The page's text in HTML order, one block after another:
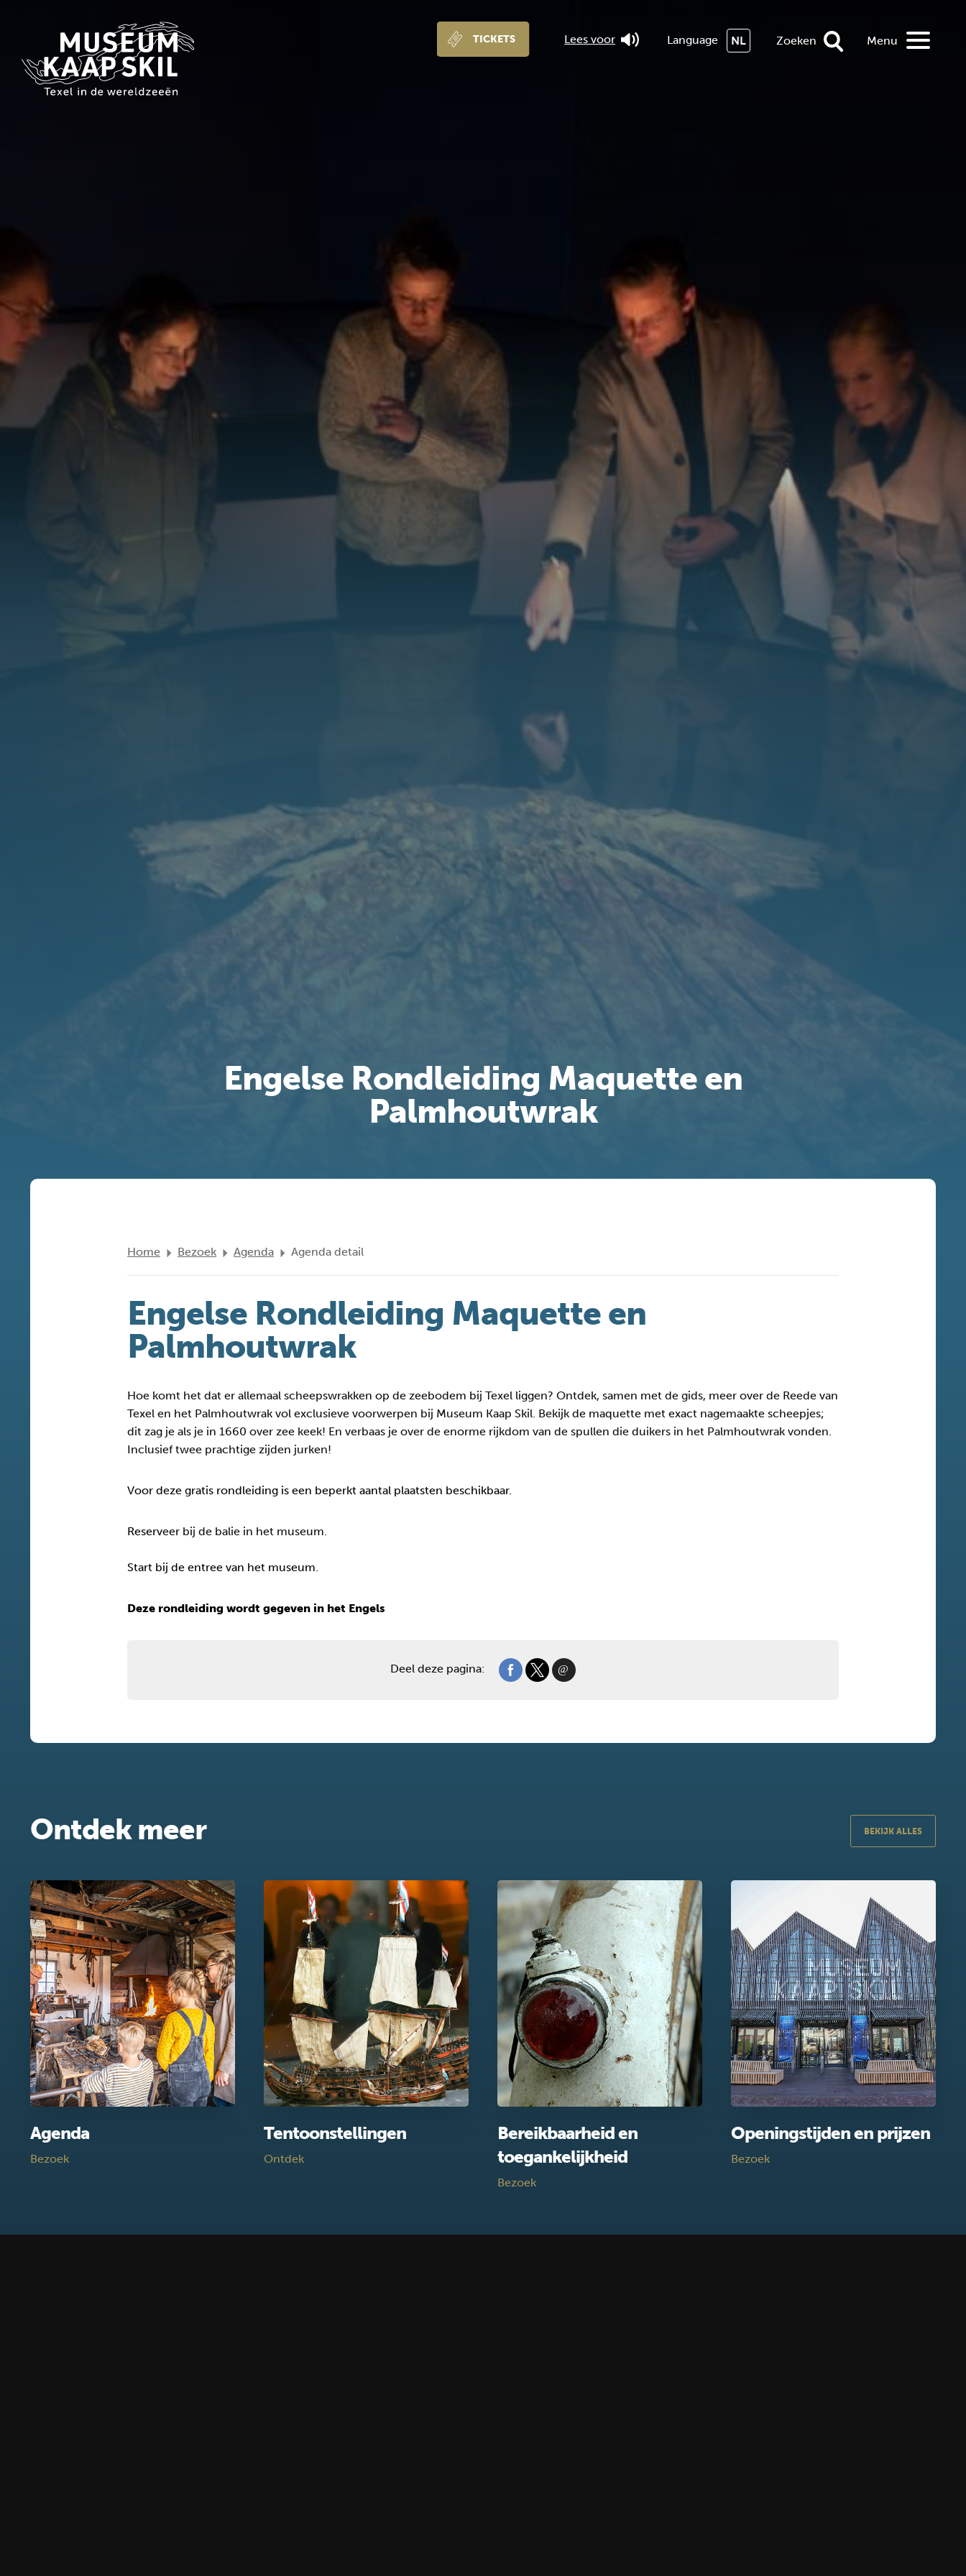
Lees voor Language NL Zoeken
TICKETS Menu
Engelse Rondleiding Maquette en
Palmhoutwrak
Home Bezoek Agenda Agenda detail
Engelse Rondleiding Maquette en
Palmhoutwrak
Hoe komt het dat er allemaal scheepswrakken op de zeebodem bij Texel liggen? Ontdek, samen met de gids, meer over de Reede van
Texel en het Palmhoutwrak vol exclusieve voorwerpen bij Museum Kaap Skil. Bekijk de maquette met exact nagemaakte scheepjes;
dit zag je als je in 1660 over zee keek! En verbaas je over de enorme rijkdom van de spullen die duikers in het Palmhoutwrak vonden.
Inclusief twee prachtige zijden jurken!
Voor deze gratis rondleiding is een beperkt aantal plaatsten beschikbaar.
Reserveer bij de balie in het museum.
Start bij de entree van het museum.
Deze rondleiding wordt gegeven in het Engels
Deel deze pagina:
Ontdek meer BEKIJK ALLES
Agenda
Bezoek
Tentoonstellingen
Ontdek
Bereikbaarheid en
toegankelijkheid
Bezoek
Openingstijden en prijzen
Bezoek